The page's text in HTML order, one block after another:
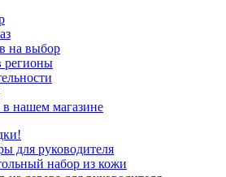
на выбор
регионы
нашем магазине
для руководителя
набор из кожи